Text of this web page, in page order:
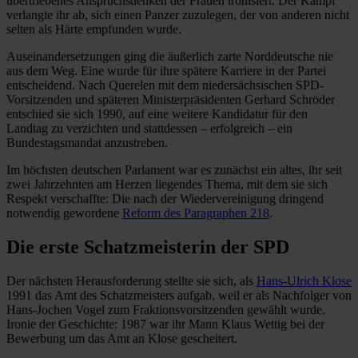
verlangte ihr ab, sich einen Panzer zuzulegen, der von anderen nicht
selten als Härte empfunden wurde.
Auseinandersetzungen ging die äußerlich zarte Norddeutsche nie
aus dem Weg. Eine wurde für ihre spätere Karriere in der Partei
entscheidend. Nach Querelen mit dem niedersächsischen SPD-
Vorsitzenden und späteren Ministerpräsidenten Gerhard Schröder
entschied sie sich 1990, auf eine weitere Kandidatur für den
Landtag zu verzichten und stattdessen – erfolgreich – ein
Bundestagsmandat anzustreben.
Im höchsten deutschen Parlament war es zunächst ein altes, ihr seit
zwei Jahrzehnten am Herzen liegendes Thema, mit dem sie sich
Respekt verschaffte: Die nach der Wiedervereinigung dringend
notwendig gewordene Reform des Paragraphen 218.
Die erste Schatzmeisterin der SPD
Der nächsten Herausforderung stellte sie sich, als Hans-Ulrich Klose
1991 das Amt des Schatzmeisters aufgab, weil er als Nachfolger von
Hans-Jochen Vogel zum Fraktionsvorsitzenden gewählt wurde.
Ironie der Geschichte: 1987 war ihr Mann Klaus Wettig bei der
Bewerbung um das Amt an Klose gescheitert.